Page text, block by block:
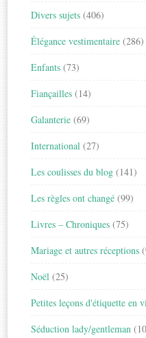
Divers sujets (406)
Élégance vestimentaire (286)
Enfants (73)
Fiançailles (14)
Galanterie (69)
International (27)
Les coulisses du blog (141)
Les règles ont changé (99)
Livres – Chroniques (75)
Mariage et autres réceptions
Noël (25)
Petites leçons d'étiquette en
Séduction lady/gentleman